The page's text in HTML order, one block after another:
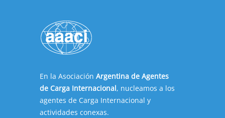
En la Asociación Argentina de Agentes
de Carga Internacional, nucleamos a los
agentes de Carga Internacional y
actividades conexas.